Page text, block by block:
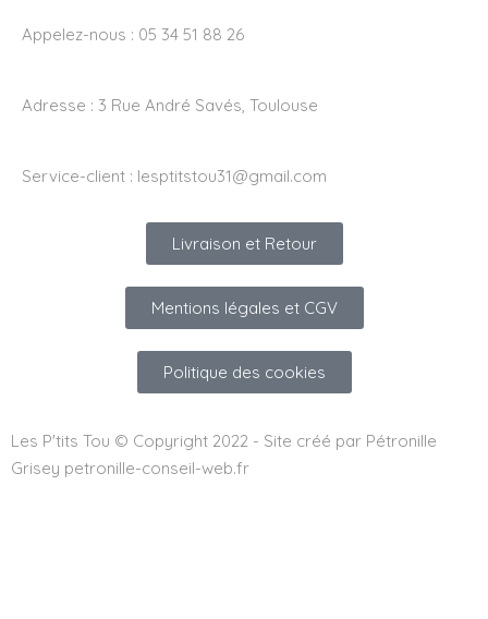
Appelez-nous : 05 34 51 88 26
Adresse : 3 Rue André Savés, Toulouse
Service-client : lesptitstou31@gmail.com
Livraison et Retour
Mentions légales et CGV
Politique des cookies
Les P'tits Tou © Copyright 2022 - Site créé par Pétronille
Grisey petronille-conseil-web.fr